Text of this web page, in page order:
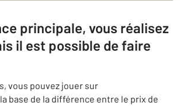
principale, vous réalisez
il est possible de faire
vous pouvez jouer sur
base de la différence entre le prix de